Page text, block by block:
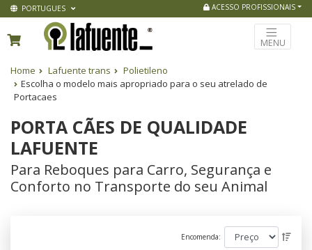
PORTUGUES ACESSO PROFISSIONAIS
MENU
Home Lafuente trans
Polietileno
Escolha o modelo mais apropriado para o seu atrelado de
Portacaes
PORTA CÃES DE QUALIDADE
LAFUENTE
Para Reboques para Carro, Segurança e
Conforto no Transporte do seu Animal
Encomenda: